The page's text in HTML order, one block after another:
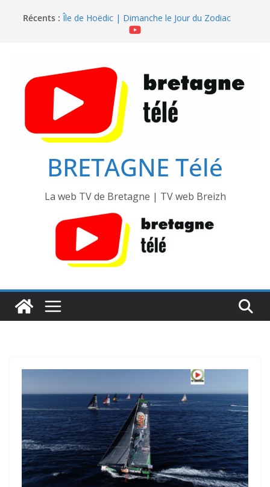
Récents : Île de Hoëdic | Dimanche le Jour du Zodiac
Île de Hoëdic | Le Beau Fort
Île de Hoëdic | Sensations Fortes en Open Skiff
BRETAGNE Télé
La web TV de Bretagne | TV web Breizh